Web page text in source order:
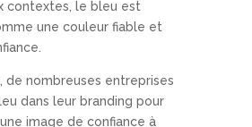
contextes, le bleu est
une couleur fiable et
de nombreuses entreprises
dans leur branding pour
image de confiance à